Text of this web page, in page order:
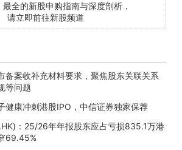
全的新股申购指南与深度剖析，
请立即前往新股频道
备案收补充材料要求，聚焦股东关联关系
等问题
健康冲刺港股IPO，中信证券独家保荐
：25/26年年报股东应占亏损835.1万港
69.45%